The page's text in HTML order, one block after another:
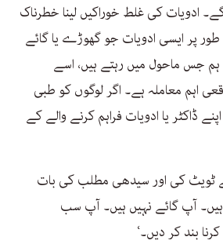
ادویات کی غلط خوراکیں لینا خطرناک
پر ایسی ادویات جو گھوڑے یا گائے
ہم جس ماحول میں رہتے ہیں، اسے
اہم معاملہ ہے۔ اگر لوگوں کو طبی
ڈاکٹر یا ادویات فراہم کرنے والے کے
ٹویٹ کی اور سیدھی مطلب کی بات
آپ گائے نہیں ہیں۔ آپ سب
بند کر دیں۔‘